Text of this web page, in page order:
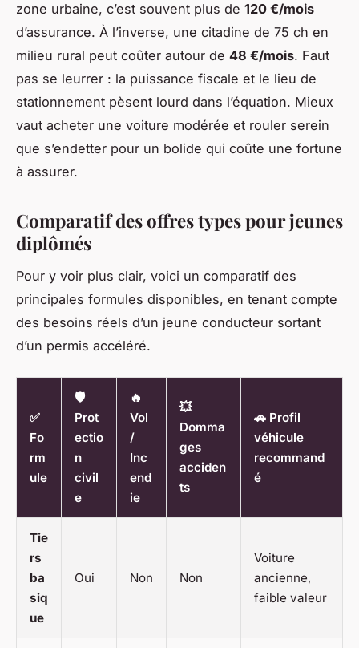
zone urbaine, c’est souvent plus de 120 €/mois
d’assurance. À l’inverse, une citadine de 75 ch en
milieu rural peut coûter autour de 48 €/mois. Faut
pas se leurrer : la puissance fiscale et le lieu de
stationnement pèsent lourd dans l’équation. Mieux
vaut acheter une voiture modérée et rouler serein
que s’endetter pour un bolide qui coûte une fortune
à assurer.
Comparatif des offres types pour jeunes
diplômés
Pour y voir plus clair, voici un comparatif des
principales formules disponibles, en tenant compte
des besoins réels d’un jeune conducteur sortant
d’un permis accéléré.
✅
Fo
rm
ule
🛡️
Prot
ectio
n
civil
e
🔥
Vol
/
Inc
end
ie
💥
Domma
ges
acciden
ts
🚗 Profil
véhicule
recommand
é
Tie
rs
ba
siq
ue
Oui Non Non
Voiture
ancienne,
faible valeur